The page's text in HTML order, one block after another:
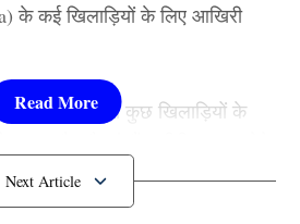
के कई खिलाड़ियों के लिए आखिरी
लंबे समय से कुछ खिलाड़ियों के
गिरना लगभग तय माना जा रहा है।
के नाम बताने जा रहे है जो